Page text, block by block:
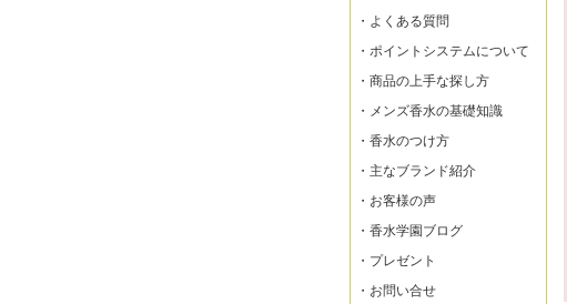
・ よくある質問
・ ポイントシステムについて
・ 商品の上手な探し方
・ メンズ香水の基礎知識
・ 香水のつけ方
・ 主なブランド紹介
・ お客様の声
・ 香水学園ブログ
・ プレゼント
・ お問い合せ